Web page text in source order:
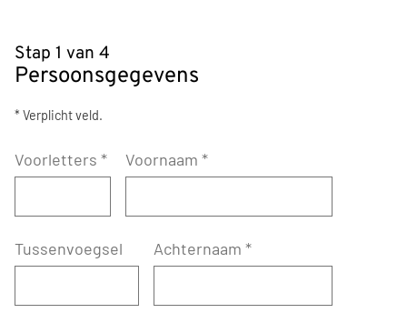
Stap 1 van 4
Persoonsgegevens
* Verplicht veld.
Voorletters * Voornaam *
Tussenvoegsel Achternaam *